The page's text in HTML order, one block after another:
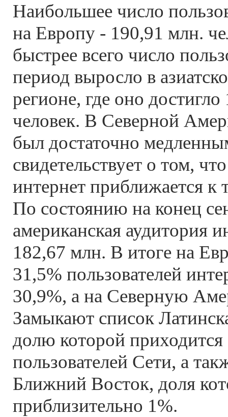
Наибольшее число
на Европу - 190,91 млн.
быстрее всего число
период выросло в
регионе, где оно
человек. В Северной
был достаточно
свидетельствует о том,
интернет приближается к
По состоянию на конец
американская аудитория
182,67 млн. В итоге на
31,5% пользователей
30,9%, а на Северную
Замыкают список
долю которой
пользователей Сети, а
Ближний Восток, доля
приблизительно 1%.